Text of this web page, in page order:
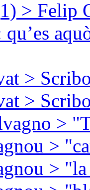
> Felip
>
>
>
>
>